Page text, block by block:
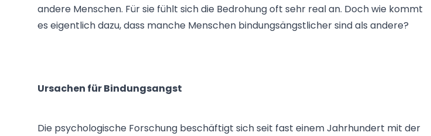
andere Menschen. Für sie fühlt sich die Bedrohung oft sehr real an. Doch wie kommt
es eigentlich dazu, dass manche Menschen bindungsängstlicher sind als andere?
Ursachen für Bindungsangst
Die psychologische Forschung beschäftigt sich seit fast einem Jahrhundert mit der